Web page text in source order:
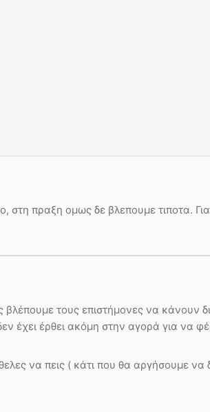
πραξη ομως δε βλεπουμε τιποτα.
βλέπουμε τους επιστήμονες να κάνουν
έχει έρθει ακόμη στην αγορά για να
να πεις ( κάτι που θα αργήσουμε να